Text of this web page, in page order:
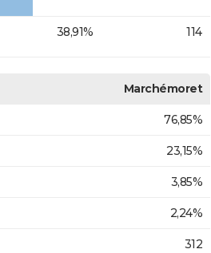
38,91% 114
Marchémoret
76,85%
23,15%
3,85%
2,24%
312